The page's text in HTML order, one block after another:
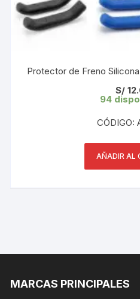
Protector de Freno
S/
94
CÓDIGO:
AÑADIR AL
MARCAS PRINCIPALES